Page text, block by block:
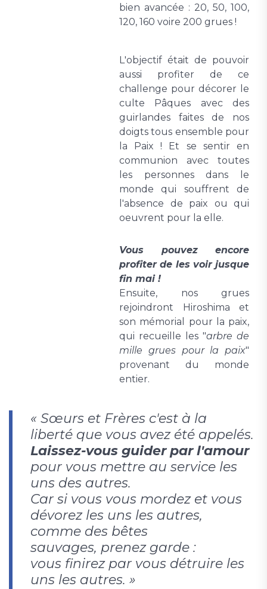
bien avancée : 20, 50, 100,
120, 160 voire 200 grues !
L'objectif était de pouvoir
aussi profiter de ce
challenge pour décorer le
culte Pâques avec des
guirlandes faites de nos
doigts tous ensemble pour
la Paix ! Et se sentir en
communion avec toutes
les personnes dans le
monde qui souffrent de
l'absence de paix ou qui
oeuvrent pour la elle.
Vous pouvez encore
profiter de les voir jusque
fin mai !
Ensuite, nos grues
rejoindront Hiroshima et
son mémorial pour la paix,
qui recueille les "arbre de
mille grues pour la paix"
provenant du monde
entier.
« Sœurs et Frères c'est à la
liberté que vous avez été appelés.
Laissez-vous guider par l'amour
pour vous mettre au service les
uns des autres.
Car si vous vous mordez et vous
dévorez les uns les autres,
comme des bêtes
sauvages, prenez garde :
vous finirez par vous détruire les
uns les autres. »